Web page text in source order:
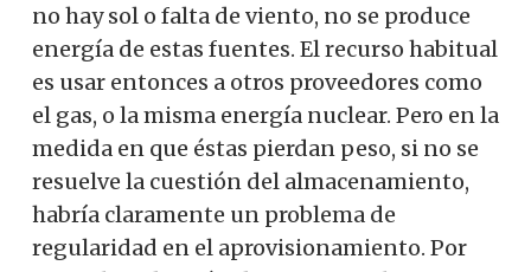
no hay sol o falta de viento, no se produce
energía de estas fuentes. El recurso habitual
es usar entonces a otros proveedores como
el gas, o la misma energía nuclear. Pero en la
medida en que éstas pierdan peso, si no se
resuelve la cuestión del almacenamiento,
habría claramente un problema de
regularidad en el aprovisionamiento. Por